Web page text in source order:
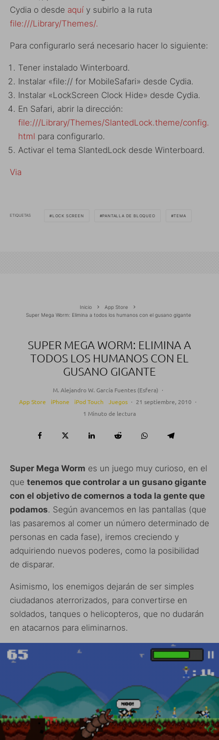
Cydia o desde aquí y subirlo a la ruta
file:///Library/Themes/.
Para configurarlo será necesario hacer lo siguiente:
Tener instalado Winterboard.
Instalar «file:// for MobileSafari» desde Cydia.
Instalar «LockScreen Clock Hide» desde Cydia.
En Safari, abrir la dirección:
file:///Library/Themes/SlantedLock.theme/config.
html para configurarlo.
Activar el tema SlantedLock desde Winterboard.
Via
ETIQUETAS LOCK SCREEN PANTALLA DE BLOQUEO TEMA
Inicio
App Store
Super Mega Worm: Elimina a todos los humanos con el gusano gigante
SUPER MEGA WORM: ELIMINA A
TODOS LOS HUMANOS CON EL
GUSANO GIGANTE
M. Alejandro W. García Fuentes (Esfera) ·
App Store
iPhone iPod Touch Juegos · 21 septiembre, 2010 ·
1 Minuto de lectura
Super Mega Worm es un juego muy curioso, en el
que tenemos que controlar a un gusano gigante
con el objetivo de comernos a toda la gente que
podamos. Según avancemos en las pantallas (que
las pasaremos al comer un número determinado de
personas en cada fase), iremos creciendo y
adquiriendo nuevos poderes, como la posibilidad
de disparar.
Asimismo, los enemigos dejarán de ser simples
ciudadanos aterrorizados, para convertirse en
soldados, tanques o helicopteros, que no dudarán
en atacarnos para eliminarnos.